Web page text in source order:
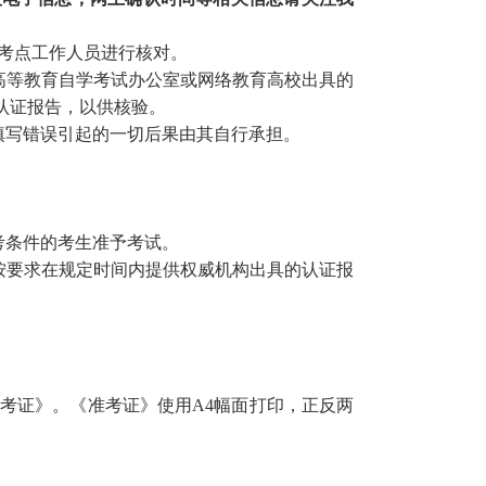
点工作人员进行核对。
教育自学考试办公室或网络教育高校出具的
报告，以供核验。
错误引起的一切后果由其自行承担。
件的考生准予考试。
求在规定时间内提供权威机构出具的认证报
证》。《准考证》 使用A4幅面打印， 正反两